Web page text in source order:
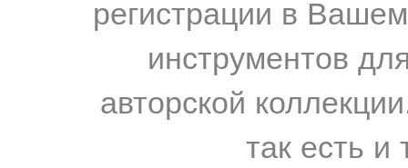
регистрации в
инструментов
авторской
так есть и